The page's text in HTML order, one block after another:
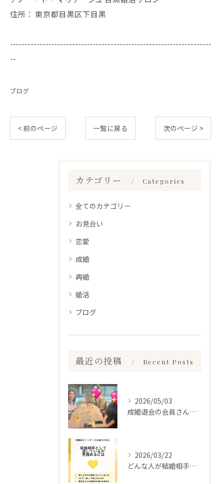
住所： 東京都目黒区下目黒
--------------------------------------------------------------------
--
ブログ
< 前のページ 一覧に戻る 次のページ >
カテゴリー Categories
全てのカテゴリー
お見合い
恋愛
成婚
再婚
婚活
ブログ
最近の投稿 Recent Posts
2026/05/03
成婚退会の会員さんとお会いして来ました✨
2026/03/22
どんな人が結婚相手だといいのか